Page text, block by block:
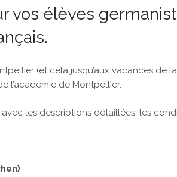
vos élèves
(et cela jusqu’aux vacances de
l’académie de Montpellier.
les descriptions détaillées, les